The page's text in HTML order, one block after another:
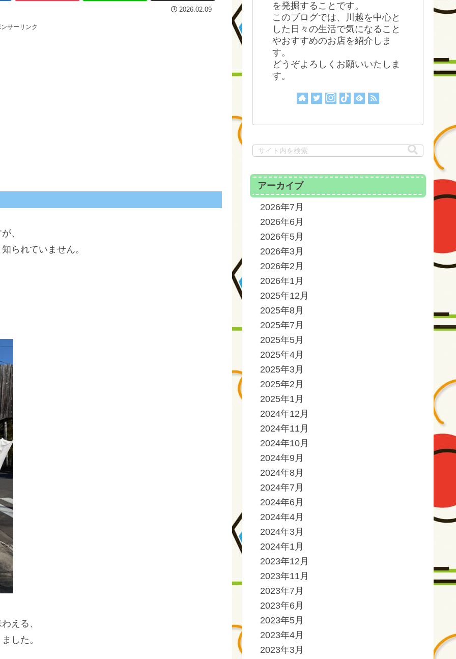
2026.02.09
サーリンク
、
られていません。
える、
した。
を発掘することです。
このブログでは、川越を中心と
した日々の生活で気になること
やおすすめのお店を紹介しま
す。
どうぞよろしくお願いいたしま
す。
アーカイブ
2026年7月
2026年6月
2026年5月
2026年3月
2026年2月
2026年1月
2025年12月
2025年8月
2025年7月
2025年5月
2025年4月
2025年3月
2025年2月
2025年1月
2024年12月
2024年11月
2024年10月
2024年9月
2024年8月
2024年7月
2024年6月
2024年4月
2024年3月
2024年1月
2023年12月
2023年11月
2023年7月
2023年6月
2023年5月
2023年4月
2023年3月